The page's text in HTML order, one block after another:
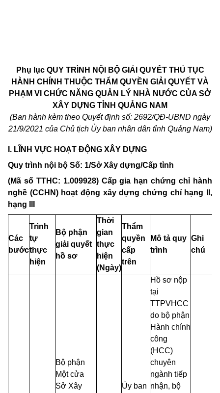
Phụ lục QUY TRÌNH NỘI BỘ GIẢI QUYẾT THỦ TỤC
HÀNH CHÍNH THUỘC THẨM QUYỀN GIẢI QUYẾT VÀ
PHẠM VI CHỨC NĂNG QUẢN LÝ NHÀ NƯỚC CỦA SỞ
XÂY DỰNG TỈNH QUẢNG NAM
(Ban hành kèm theo Quyết định số: 2692/QĐ-UBND ngày
21/9/2021 của Chủ tịch Ủy ban nhân dân tỉnh Quảng Nam)
I. LĨNH VỰC HOẠT ĐỘNG XÂY DỰNG
Quy trình nội bộ Số: 1/Sở Xây dựng/Cấp tỉnh
(Mã số TTHC: 1.009928) Cấp gia hạn chứng chỉ hành
nghề (CCHN) hoạt động xây dựng chứng chỉ hạng II,
hạng III
Các
bước
Trình
tự
thực
hiện
Bộ phận
giải quyết
hồ sơ
Thời
gian
thực
hiện
(Ngày)
Thẩm
quyền
cấp
trên
Mô tả quy
trình
Ghi
chú
Bộ phận
Một cửa
Sở Xây
Ủy ban
Hồ sơ nộp
tại
TTPVHCC
do bộ phận
Hành chính
công
(HCC)
chuyên
ngành tiếp
nhận, bộ